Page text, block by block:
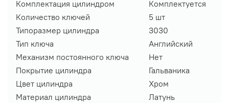
Комплектация цилиндром
Комплектуется
Количество ключей
5 шт
Типоразмер цилиндра
3030
Тип ключа
Английский
Механизм постоянного ключа
Нет
Покрытие цилиндра
Гальваника
Цвет цилиндра
Хром
Материал цилиндра
Латунь